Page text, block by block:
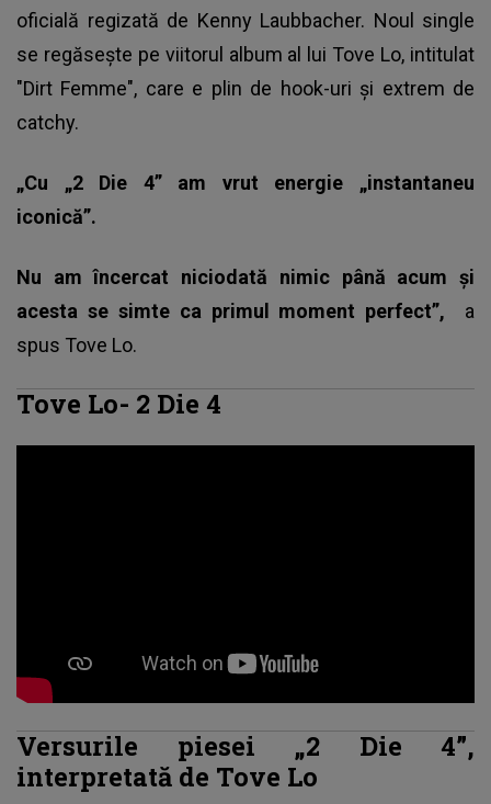
oficială regizată de Kenny Laubbacher. Noul single
se regăsește pe viitorul album al lui Tove Lo, intitulat
"Dirt Femme", care e plin de hook-uri şi extrem de
catchy.
„Cu „2 Die 4” am vrut energie „instantaneu
iconică”.
Nu am încercat niciodată nimic până acum și
acesta se simte ca primul moment perfect”, a
spus Tove Lo.
Tove Lo- 2 Die 4
Versurile piesei „2 Die 4”,
interpretată de Tove Lo